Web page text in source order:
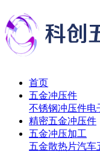
首页
五金冲压件
不锈钢冲压件电
精密五金冲压件
五金冲压加工
五金散热片汽车